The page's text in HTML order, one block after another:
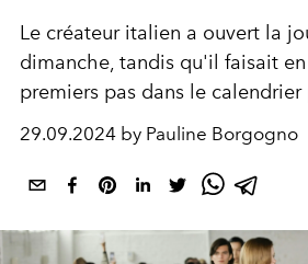
Le créateur italien a ouvert la
dimanche, tandis qu'il faisait
premiers pas dans le
29.09.2024 by Pauline Borgogno